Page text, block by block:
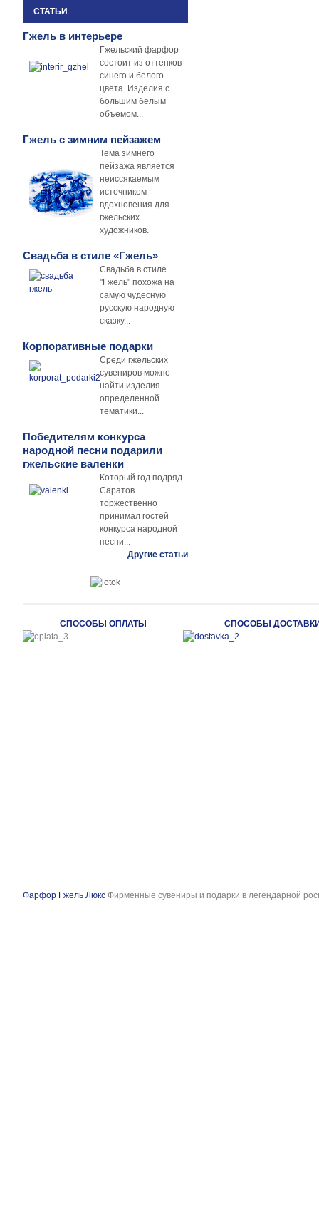
СТАТЬИ
Гжель в интерьере
Гжельский фарфор
состоит из оттенков
синего и белого
цвета. Изделия с
большим белым
объемом...
Гжель с зимним пейзажем
Тема зимнего
пейзажа является
неиссякаемым
источником
вдохновения для
гжельских
художников.
Свадьба в стиле «Гжель»
Свадьба в стиле
"Гжель" похожа на
самую чудесную
русскую народную
сказку...
Корпоративные подарки
Среди гжельских
сувениров можно
найти изделия
определенной
тематики...
Победителям конкурса
народной песни подарили
гжельские валенки
Который год подряд
Саратов
торжественно
принимал гостей
конкурса народной
песни...
Другие статьи
СПОСОБЫ ОПЛАТЫ СПОСОБЫ
Фарфор Гжель Люкс Фирменные сувениры и подарки в легендарной